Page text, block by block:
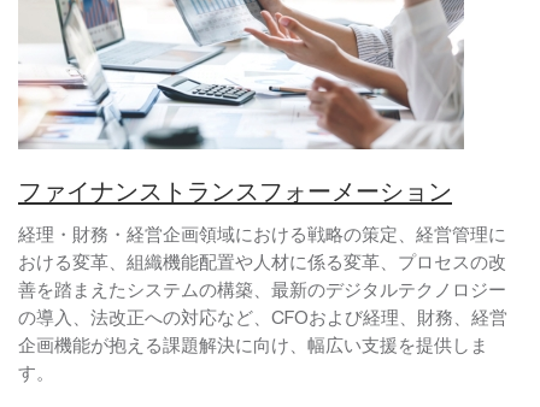
ファイナンストランスフォーメーション
経理・財務・経営企画領域における戦略の策定、経営管理に
おける変革、組織機能配置や人材に係る変革、プロセスの改
善を踏まえたシステムの構築、最新のデジタルテクノロジー
の導入、法改正への対応など、CFOおよび経理、財務、経営
企画機能が抱える課題解決に向け、幅広い支援を提供しま
す。